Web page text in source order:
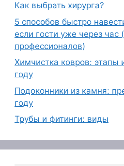
Как выбрать хирурга?
5 способов быстро
если гости уже через час
профессионалов)
Химчистка ковров: этапы
году
Подоконники из камня:
году
Трубы и фитинги: виды